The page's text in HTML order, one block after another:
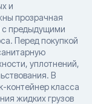
и
прозрачная
с предыдущими
Перед покупкой
уплотнений,
В
контейнер класса
жидких грузов